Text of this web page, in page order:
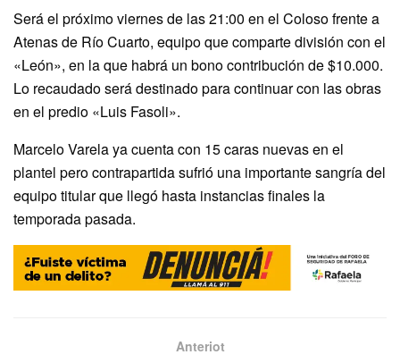
Será el próximo viernes de las 21:00 en el Coloso frente a
Atenas de Río Cuarto, equipo que comparte división con el
«León», en la que habrá un bono contribución de $10.000.
Lo recaudado será destinado para continuar con las obras
en el predio «Luis Fasoli».
Marcelo Varela ya cuenta con 15 caras nuevas en el
plantel pero contrapartida sufrió una importante sangría del
equipo titular que llegó hasta instancias finales la
temporada pasada.
Anteriot